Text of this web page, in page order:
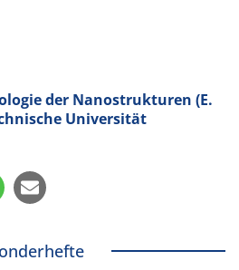
der Nanostrukturen (E.
Universität